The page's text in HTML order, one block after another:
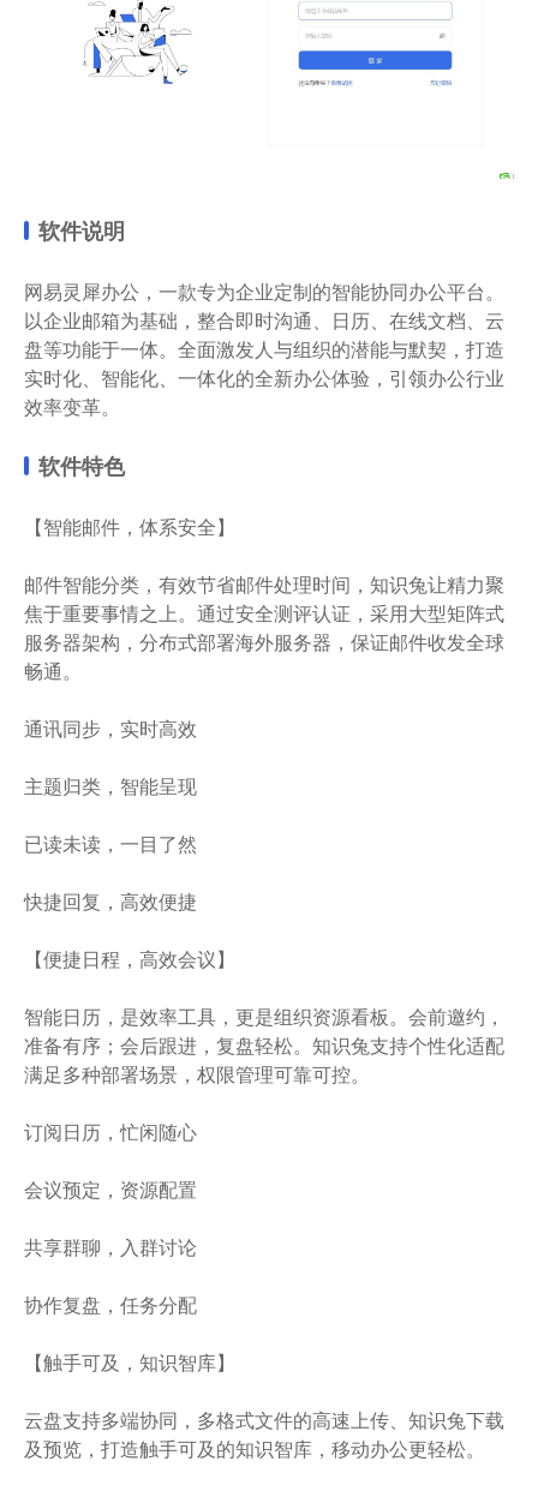
软件说明
网易灵犀办公，一款专为企业定制的智能协同办公平台。
以企业邮箱为基础，整合即时沟通、日历、在线文档、云
盘等功能于一体。全面激发人与组织的潜能与默契，打造
实时化、智能化、一体化的全新办公体验，引领办公行业
效率变革。
软件特色
【智能邮件，体系安全】
邮件智能分类，有效节省邮件处理时间，知识兔让精力聚
焦于重要事情之上。通过安全测评认证，采用大型矩阵式
服务器架构，分布式部署海外服务器，保证邮件收发全球
畅通。
通讯同步，实时高效
主题归类，智能呈现
已读未读，一目了然
快捷回复，高效便捷
【便捷日程，高效会议】
智能日历，是效率工具，更是组织资源看板。会前邀约，
准备有序；会后跟进，复盘轻松。知识兔支持个性化适配
满足多种部署场景，权限管理可靠可控。
订阅日历，忙闲随心
会议预定，资源配置
共享群聊，入群讨论
协作复盘，任务分配
【触手可及，知识智库】
云盘支持多端协同，多格式文件的高速上传、知识兔下载
及预览，打造触手可及的知识智库，移动办公更轻松。